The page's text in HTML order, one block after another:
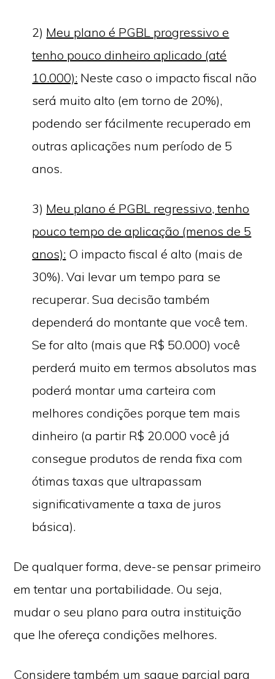
2) Meu plano é PGBL progressivo e
tenho pouco dinheiro aplicado (até
10.000): Neste caso o impacto fiscal não
será muito alto (em torno de 20%),
podendo ser fácilmente recuperado em
outras aplicações num período de 5
anos.
3) Meu plano é PGBL regressivo, tenho
pouco tempo de aplicação (menos de 5
anos): O impacto fiscal é alto (mais de
30%). Vai levar um tempo para se
recuperar. Sua decisão também
dependerá do montante que você tem.
Se for alto (mais que R$ 50.000) você
perderá muito em termos absolutos mas
poderá montar uma carteira com
melhores condições porque tem mais
dinheiro (a partir R$ 20.000 você já
consegue produtos de renda fixa com
ótimas taxas que ultrapassam
significativamente a taxa de juros
básica).
De qualquer forma, deve-se pensar primeiro
em tentar una portabilidade. Ou seja,
mudar o seu plano para outra instituição
que lhe ofereça condições melhores.
Considere também um saque parcial para